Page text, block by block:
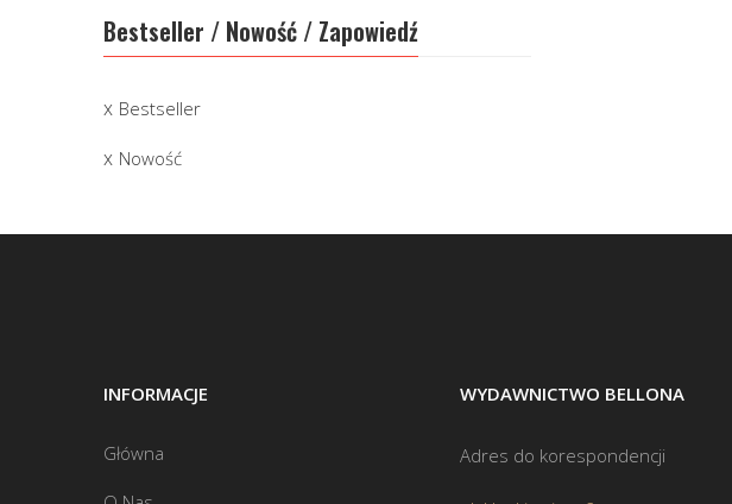
Bestseller / Nowość / Zapowiedź
Bestseller
Nowość
INFORMACJE
Główna
WYDAWNICTWO BELLONA
Adres do korespondencji